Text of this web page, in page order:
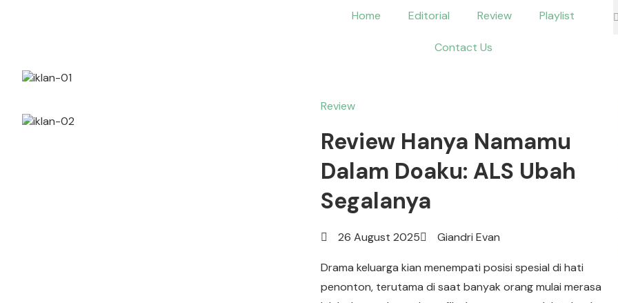
Home Editorial Review Playlist
Contact Us
Review
Review Hanya Namamu
Dalam Doaku: ALS Ubah
Segalanya
26 August 2025 Giandri Evan
Drama keluarga kian menempati posisi spesial di hati
penonton, terutama di saat banyak orang mulai merasa